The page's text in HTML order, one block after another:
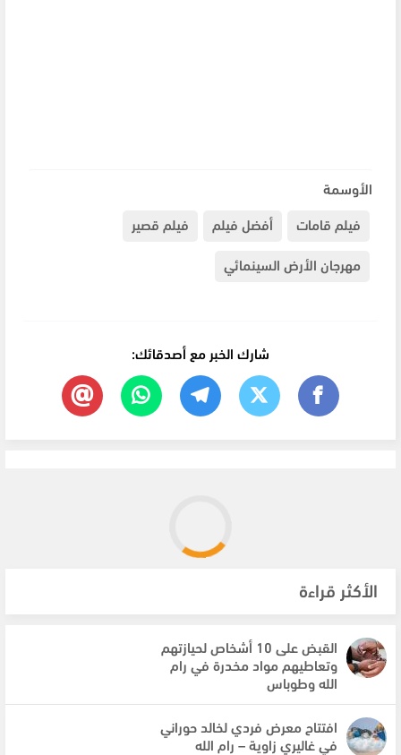
الأوسمة
فيلم قامات
أفضل فيلم
فيلم قصير
مهرجان الأرض السينمائي
شارك الخبر مع أصدقائك:
الأكثر قراءة
القبض على 10 أشخاص لحيازتهم
وتعاطيهم مواد مخدرة في رام
الله وطوباس
افتتاح معرض فردي لخالد حوراني
في غاليري زاوية – رام الله